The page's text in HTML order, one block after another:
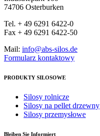
74706 Osterburken
Tel. + 49 6291 6422-0
Fax + 49 6291 6422-50
Mail: info@abs-silos.de
Formularz kontaktowy
PRODUKTY SILOSOWE
Silosy rolnicze
Silosy na pellet drzewny
Silosy przemysłowe
Bleiben Sie Informiert